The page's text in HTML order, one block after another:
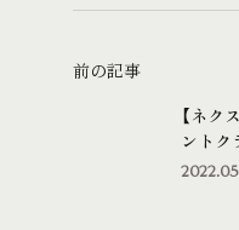
前の記事
【ネク
ントク
れまし